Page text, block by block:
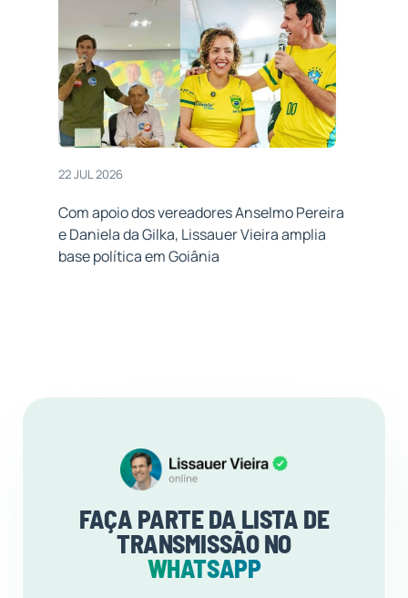
22 JUL 2026
Com apoio dos vereadores Anselmo Pereira
e Daniela da Gilka, Lissauer Vieira amplia
base política em Goiânia
FAÇA PARTE DA LISTA DE
TRANSMISSÃO NO
WHATSAPP